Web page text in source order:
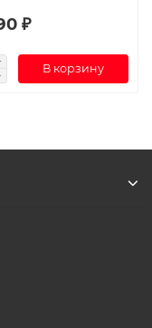
₽
В корзину